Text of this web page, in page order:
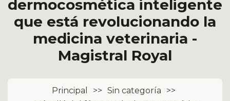
dermocosmética inteligente
que está revolucionando la
medicina veterinaria -
Magistral Royal
Principal >> Sin categoría
>>